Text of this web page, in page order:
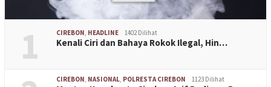
1 CIREBON, HEADLINE 1402 Dilihat
Kenali Ciri dan Bahaya Rokok Ilegal, Hin…
CIREBON, NASIONAL, POLRESTA CIREBON 1123 Dilihat